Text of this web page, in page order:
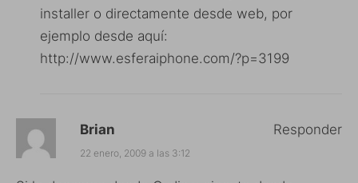
installer o directamente desde web, por
ejemplo desde aquí:
http://www.esferaiphone.com/?p=3199
Brian
22 enero, 2009 a las 3:12
Responder